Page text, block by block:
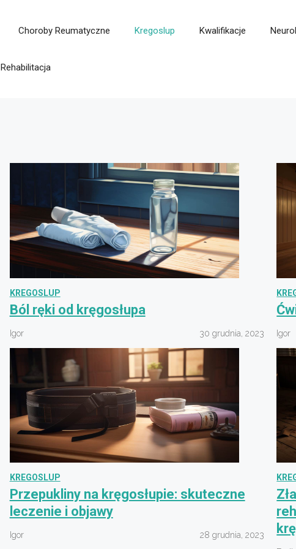
Choroby Reumatyczne Kregoslup Kwalifikacje
Rehabilitacja
KREGOSLUP
Ból ręki od kręgosłupa
Igor 30 grudnia, 2023 Igor
KREGOSLUP
Przepukliny na kręgosłupie: skuteczne
leczenie i objawy
Igor 28 grudnia, 2023